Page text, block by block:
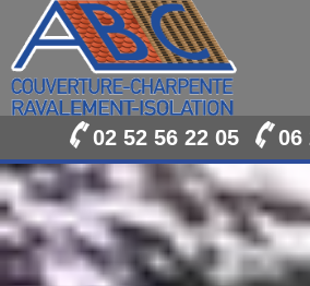
02 52 56 22 05 06